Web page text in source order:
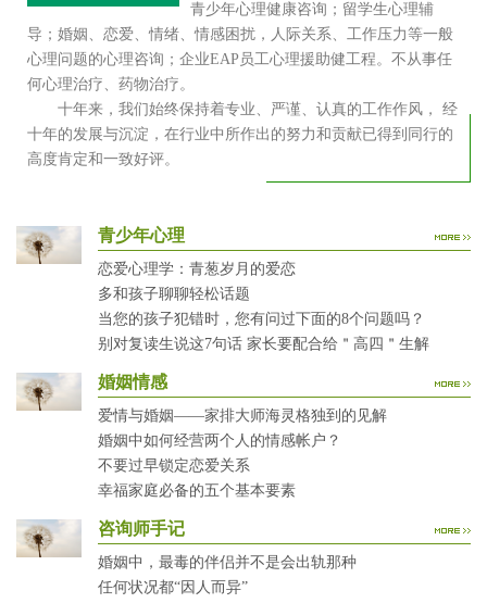
青少年心理健康咨询；留学生心理辅
导；婚姻、恋爱、情绪、情感困扰，人际关系、工作压力等一般
心理问题的心理咨询；企业EAP员工心理援助健工程。不从事任
何心理治疗、药物治疗。
十年来，我们始终保持着专业、严谨、认真的工作作风， 经
十年的发展与沉淀，在行业中所作出的努力和贡献已得到同行的
高度肯定和一致好评。
青少年心理
恋爱心理学：青葱岁月的爱恋
多和孩子聊聊轻松话题
当您的孩子犯错时，您有问过下面的8个问题吗？
别对复读生说这7句话 家长要配合给＂高四＂生解
婚姻情感
爱情与婚姻——家排大师海灵格独到的见解
婚姻中如何经营两个人的情感帐户？
不要过早锁定恋爱关系
幸福家庭必备的五个基本要素
咨询师手记
婚姻中，最毒的伴侣并不是会出轨那种
任何状况都“因人而异”